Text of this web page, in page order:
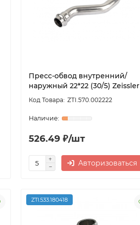
Пресс-обвод внутренний/
наружный 22*22 (30/5) Zeissler
ZTI.570.002222
526.49 ₽/шт
Авторизоваться
ZTI.533.180418